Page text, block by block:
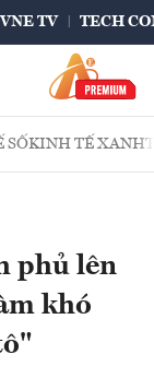
VNE TV TECH
SỐKINH TẾ XANH
phủ lên
khó